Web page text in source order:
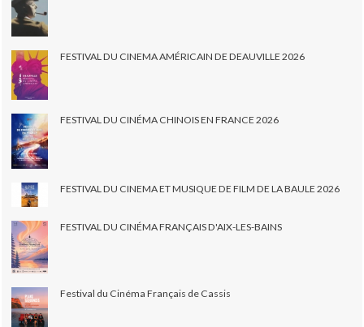
FESTIVAL DU CINEMA AMÉRICAIN DE DEAUVILLE 2026
FESTIVAL DU CINÉMA CHINOIS EN FRANCE 2026
FESTIVAL DU CINEMA ET MUSIQUE DE FILM DE LA BAULE 2026
FESTIVAL DU CINÉMA FRANÇAIS D'AIX-LES-BAINS
Festival du Cinéma Français de Cassis